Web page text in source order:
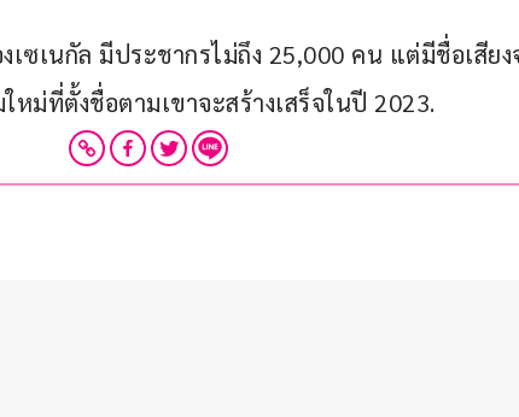
เซเนกัล มีประชากรไม่ถึง 25,000 คน แต่มีชื่อเสีย
หม่ที่ตั้งชื่อตามเขาจะสร้างเสร็จในปี 2023.